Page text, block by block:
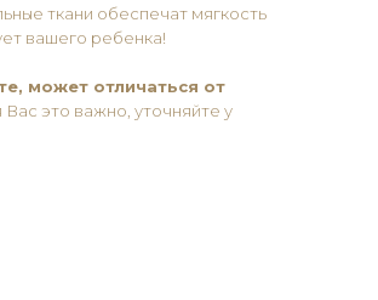
ткани обеспечат мягкость
вашего ребенка!
может отличаться от
Вас это важно, уточняйте у